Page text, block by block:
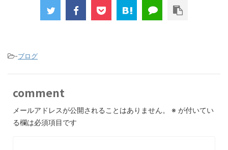
-ブログ
comment
メールアドレスが公開されることはありません。 ※ が付いてい
る欄は必須項目です